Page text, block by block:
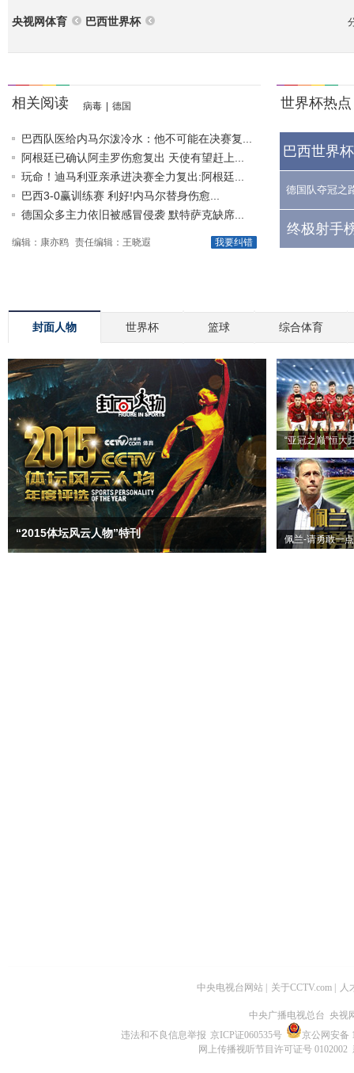
央视网体育 巴西世界杯
相关阅读 病毒 德国
巴西队医给内马尔泼冷水：他不可能在决赛复...
阿根廷已确认阿圭罗伤愈复出 天使有望赶上...
玩命！迪马利亚亲承进决赛全力复出:阿根廷...
巴西3-0赢训练赛 利好!内马尔替身伤愈...
德国众多主力依旧被感冒侵袭 默特萨克缺席...
我要纠错
编辑：康亦鸥 责任编辑：王晓遐
世界杯热点
巴西世界
德国队夺冠之
终极射手
封面人物 世界杯 篮球 综合体育
“2015体坛风云人物”特刊
“亚冠之巅”恒大
佩兰-请勇敢一点
中央电视台网站 关于CCTV.com 人
中央广播电视总台 央视
违法和不良信息举报 京ICP证060535号
京公网安备
网上传播视听节目许可证号 0102002